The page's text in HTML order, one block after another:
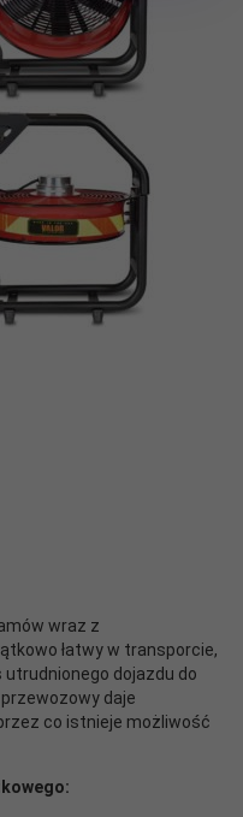
wraz z
łatwy w transporcie,
dojazdu do
daje
co istnieje możliwość